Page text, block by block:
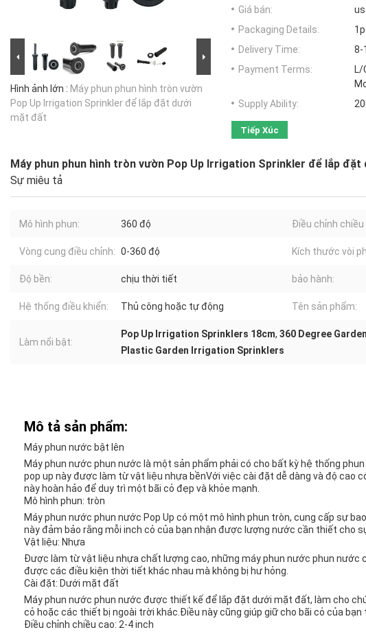
Hình ảnh lớn : Máy phun phun hình tròn vườn
Pop Up Irrigation Sprinkler để lắp đặt dưới
mặt đất
Giá bán:
Packaging Details:
Delivery Time:
8-
Payment Terms:
L/
Supply Ability:
Tiếp Xúc
Máy phun phun hình tròn vườn Pop Up Irrigation Sprinkler để lắp
Sự miêu tả
Mô hình phun: 360 độ Điều chỉnh chiều
Vòng cung điều chỉnh: 0-360 độ Kích thước vòi
Độ bền: chịu thời tiết bảo hành:
Hệ thống điều khiển: Thủ công hoặc tự động Tên sản phẩm:
Làm nổi bật:
Pop Up Irrigation Sprinklers 18cm, 360 Degree
Plastic Garden Irrigation Sprinklers
Mô tả sản phẩm:
Máy phun nước bật lên
Máy phun nước phun nước là một sản phẩm phải có cho bất kỳ hệ thống
pop up này được làm từ vật liệu nhựa bềnVới việc cài đặt dễ dàng và độ cao
này hoàn hảo để duy trì một bãi cỏ đẹp và khỏe mạnh.
Mô hình phun: tròn
Máy phun nước phun nước Pop Up có một mô hình phun tròn, cung cấp sự
này đảm bảo rằng mỗi inch cỏ của bạn nhận được lượng nước cần thiết cho
Vật liệu: Nhựa
Được làm từ vật liệu nhựa chất lượng cao, những máy phun nước phun nước
được các điều kiện thời tiết khác nhau mà không bị hư hỏng.
Cài đặt: Dưới mặt đất
Máy phun nước phun nước được thiết kế để lắp đặt dưới mặt đất, làm cho
cỏ hoặc các thiết bị ngoài trời khác.Điều này cũng giúp giữ cho bãi cỏ của bạn
Điều chỉnh chiều cao: 2-4 inch